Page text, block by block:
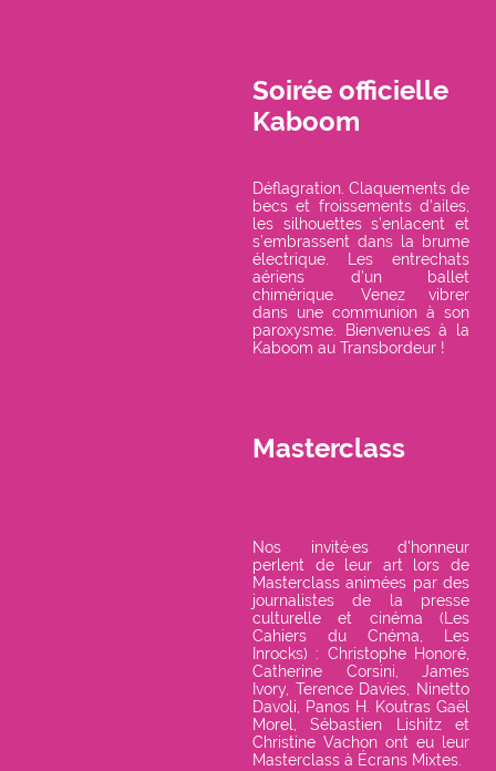
Soirée officielle
Kaboom
Déflagration. Claquements de
becs et froissements d’ailes,
les silhouettes s’enlacent et
s’embrassent dans la brume
électrique. Les entrechats
aériens d’un ballet
chimérique. Venez vibrer
dans une communion à son
paroxysme. Bienvenu·es à la
Kaboom au Transbordeur !
Masterclass
Nos invité·es d'honneur
perlent de leur art lors de
Masterclass animées par des
journalistes de la presse
culturelle et cinéma (Les
Cahiers du Cnéma, Les
Inrocks) : Christophe Honoré,
Catherine Corsini, James
Ivory, Terence Davies, Ninetto
Davoli, Panos H. Koutras Gaël
Morel, Sébastien Lishitz et
Christine Vachon ont eu leur
Masterclass à Écrans Mixtes.